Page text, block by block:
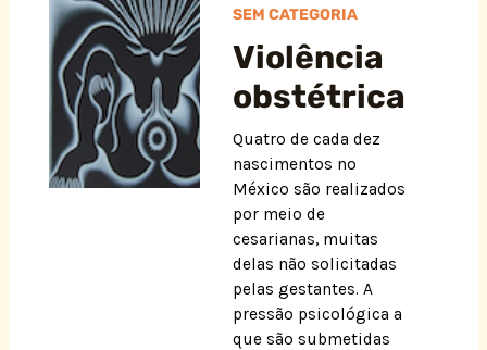
SEM CATEGORIA
Violência
obstétrica
Quatro de cada dez
nascimentos no
México são realizados
por meio de
cesarianas, muitas
delas não solicitadas
pelas gestantes. A
pressão psicológica a
que são submetidas